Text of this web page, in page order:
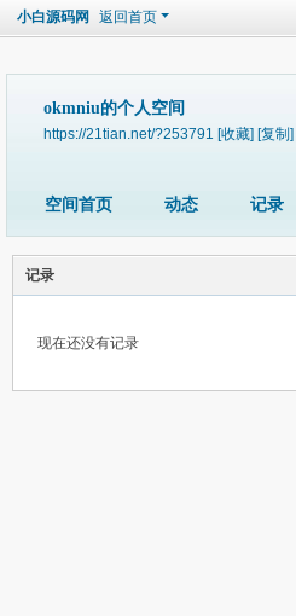
小白源码网 返回首页
okmniu的个人空间
https://21tian.net/?253791 [收藏] [复制]
空间首页 动态 记录
记录
现在还没有记录